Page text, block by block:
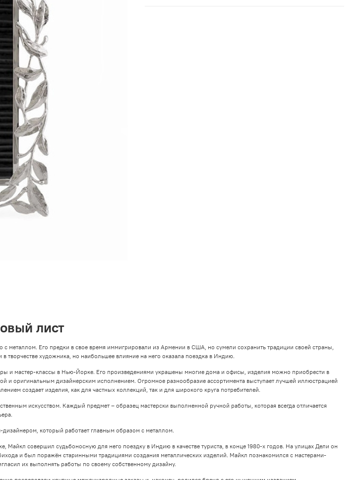
лист
металлом. Его предки в свое время иммигрировали из Армении в США, но сумели сохранить традиции своей страны,
творчестве художника, но наибольшее влияние на него оказала поездка в Индию.
и мастер-классы в Нью-Йорке. Его произведениями украшены многие дома и офисы, изделия можно приобрести в
и оригинальным дизайнерским исполнением. Огромное разнообразие ассортимента выступает лучшей иллюстрацией
создает изделия, как для частных коллекций, так и для широкого круга потребителей.
искусством. Каждый предмет – образец мастерски выполненной ручной работы, которая всегда отличается
который работает главным образом с металлом.
Майкл совершил судьбоносную для него поездку в Индию в качестве туриста, в конце 1980-х годов. На улицах Дели он
и был поражён старинными традициями создания металлических изделий. Майкл познакомился с мастерами-
их выполнять работы по своему собственному дизайну.